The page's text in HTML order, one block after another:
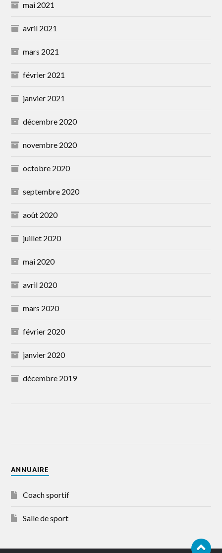
mai 2021
avril 2021
mars 2021
février 2021
janvier 2021
décembre 2020
novembre 2020
octobre 2020
septembre 2020
août 2020
juillet 2020
mai 2020
avril 2020
mars 2020
février 2020
janvier 2020
décembre 2019
ANNUAIRE
Coach sportif
Salle de sport